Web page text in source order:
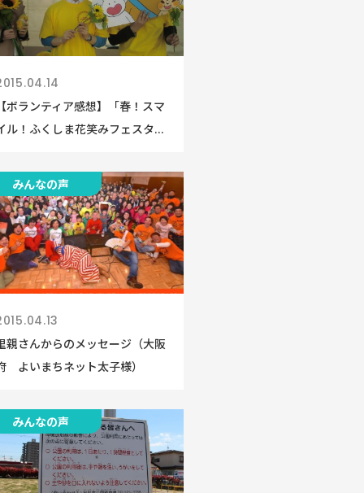
ボランティア感想】「春！スマ
ル！ふくしま花笑みフェスタ...
みんなの声
親さんからのメッセージ（大阪
よいまちネット太子様）
みんなの声